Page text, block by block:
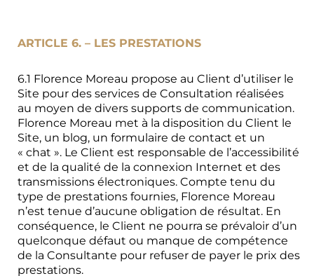
ARTICLE 6. – LES PRESTATIONS
6.1 Florence Moreau propose au Client d’utiliser le
Site pour des services de Consultation réalisées
au moyen de divers supports de communication.
Florence Moreau met à la disposition du Client le
Site, un blog, un formulaire de contact et un
« chat ». Le Client est responsable de l’accessibilité
et de la qualité de la connexion Internet et des
transmissions électroniques. Compte tenu du
type de prestations fournies, Florence Moreau
n’est tenue d’aucune obligation de résultat. En
conséquence, le Client ne pourra se prévaloir d’un
quelconque défaut ou manque de compétence
de la Consultante pour refuser de payer le prix des
prestations.